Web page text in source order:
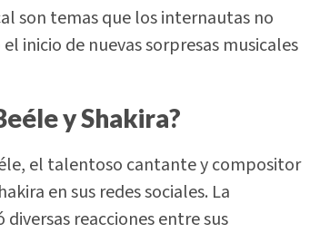
son temas que los internautas no
inicio de nuevas sorpresas musicales
y Shakira?
el talentoso cantante y compositor
en sus redes sociales. La
reacciones entre sus